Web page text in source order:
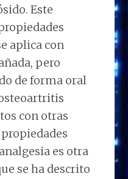
Este
aplica con
pero
de forma oral
con otras
es otra
se ha descrito